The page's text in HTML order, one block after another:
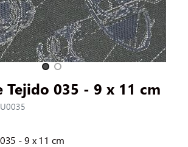
Tejido 035 - 9 x 11 cm
- 9 x 11 cm